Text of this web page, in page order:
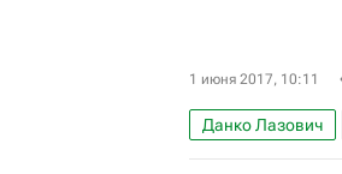
1 июня 2017, 10:11
Данко Лазович